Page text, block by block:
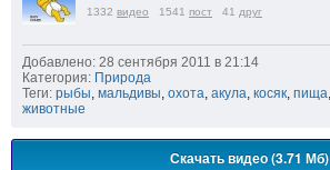
1332 видео 1541 пост 41 друг
Добавлено: 28 сентября 2011 в 21:14
Категория: Природа
Теги: рыбы мальдивы охота акула косяк пища
животные
Скачать видео (3.71 Мб)